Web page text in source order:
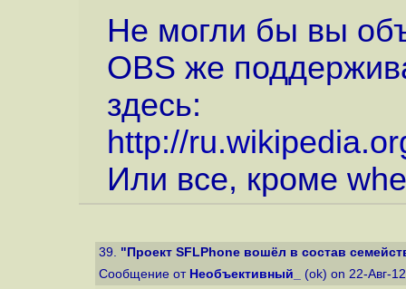
Не могли бы вы
OBS же
здесь:
http://
Или все, кроме
39. "Проект SFLPhone вошёл в состав
Сообщение от Необъективный_ (ok) on 22-Авг-